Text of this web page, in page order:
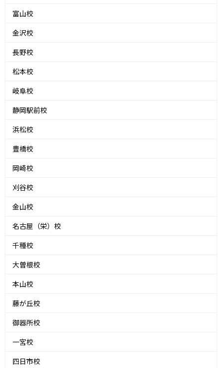
富山校
金沢校
長野校
松本校
岐阜校
静岡駅前校
浜松校
豊橋校
岡崎校
刈谷校
金山校
名古屋（栄）校
千種校
大曽根校
本山校
藤が丘校
御器所校
一宮校
四日市校